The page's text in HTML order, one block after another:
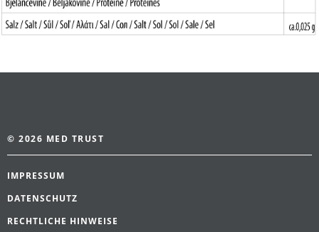
© 2026 MED TRUST
IMPRESSUM
DATENSCHUTZ
RECHTLICHE HINWEISE